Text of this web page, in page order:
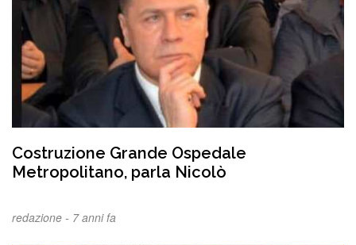
Costruzione Grande Ospedale
Metropolitano, parla Nicolò
redazione - 7 anni fa